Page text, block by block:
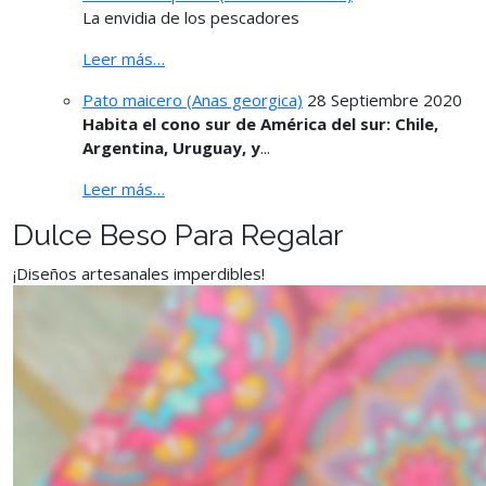
La envidia de los pescadores
Leer más…
Pato maicero (Anas georgica) 28 Septiembre 2020
Habita el cono sur de América del sur: Chile,
Argentina, Uruguay, y...
Leer más…
Dulce Beso Para Regalar
¡Diseños artesanales imperdibles!